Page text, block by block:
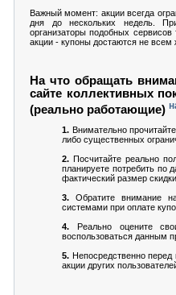
Важный момент: акции всегда
дня до нескольких недель.
организаторы подобных
акции - купоны достаются не
На что обращать
сайте коллективных
(реально работающие)
1. Внимательно
либо существенных
2. Посчитайте реально
планируете потребить по
фактический размер скидки.
3. Обратите внимание
системами при оплате
4. Реально оцените
воспользоваться данным
5. Непосредственно
акции других